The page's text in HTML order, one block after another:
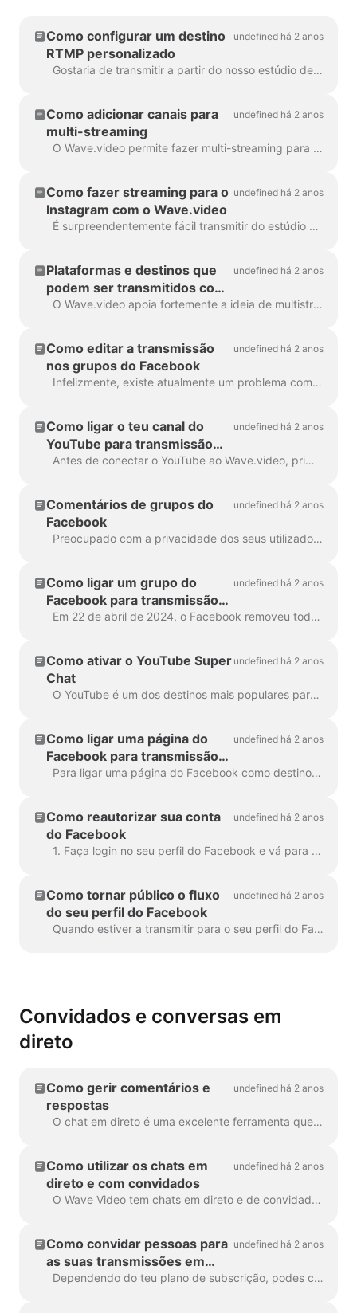
Como configurar um destino
RTMP personalizado
undefined há 2 anos
Gostaria de transmitir a partir do nosso estúdio de transmissão em direto para uma plataforma ainda não suportada? Não se preocupe, podemos fazê-lo através do protocolo RTMP especial. O RTMP permite...
Como adicionar canais para
multi-streaming
undefined há 2 anos
O Wave.video permite fazer multi-streaming para a página/grupo/perfil do Facebook, conta do YouTube e canal RTMP em simultâneo! Pode adicionar vários destinos ...
Como fazer streaming para o
Instagram com o Wave.video
undefined há 2 anos
É surpreendentemente fácil transmitir do estúdio de transmissão ao vivo do wave.video para a sua conta do Instagram. Todas as funcionalidades do estúdio estarão disponíveis para si durante ...
Plataformas e destinos que
podem ser transmitidos com
o Wave.video?
undefined há 2 anos
O Wave.video apoia fortemente a ideia de multistreaming, e é por isso que oferecemos várias opções para os seus destinos de transmissão. A partir de hoje, oferecemos ...
Como editar a transmissão
nos grupos do Facebook
undefined há 2 anos
Infelizmente, existe atualmente um problema com o Facebook que nos impede de suportar a edição de fluxos em grupos do Facebook. Para fazer alterações ...
Como ligar o teu canal do
YouTube para transmissão
em direto
undefined há 2 anos
Antes de conectar o YouTube ao Wave.video, primeiro verifique se a sua conta do YouTube está configurada e pronta para a transmissão ao vivo. Verifique sua conta do YouTube. F...
Comentários de grupos do
Facebook
undefined há 2 anos
Preocupado com a privacidade dos seus utilizadores, o Facebook impede que o Wave.video aceda e mostre os nomes e as imagens de perfil das pessoas que deixam comentá...
Como ligar um grupo do
Facebook para transmissão
em direto
undefined há 2 anos
Em 22 de abril de 2024, o Facebook removeu todas as aplicações de terceiros nos grupos. Infelizmente, isto significa que não será possível adicionar o seu grupo do Facebook como um desti...
Como ativar o YouTube Super
Chat
undefined há 2 anos
O YouTube é um dos destinos mais populares para transmissões; consequentemente, oferece muitas oportunidades para que os criadores de conteúdo e os ...
Como ligar uma página do
Facebook para transmissão
em direto
undefined há 2 anos
Para ligar uma página do Facebook como destino de transmissão em direto, tens de ser um administrador ou um editor dessa página. Para ter a certeza de que tens os ri...
Como reautorizar sua conta
do Facebook
undefined há 2 anos
1. Faça login no seu perfil do Facebook e vá para a página Integrações comerciais. Encontre o aplicativo Wave.video , marque a caixa à direita e clique no botão...
Como tornar público o fluxo
do seu perfil do Facebook
undefined há 2 anos
Quando estiver a transmitir para o seu perfil do Facebook, poderá reparar que os comentários dos espectadores não aparecem no Wave.video Live Chat . Isso acontece porque o Face...
Convidados e conversas em
direto
Como gerir comentários e
respostas
undefined há 2 anos
O chat em direto é uma excelente ferramenta que pode ajudá-lo a interagir facilmente com o seu público durante o seu multi-stream. Mostra todas as respostas de cada destinatário...
Como utilizar os chats em
direto e com convidados
undefined há 2 anos
O Wave Video tem chats em direto e de convidados que servem diferentes propósitos. O Chat em direto mostra todas as mensagens dos teus espectadores de diferentes destinos durante...
Como convidar pessoas para
as suas transmissões em
direto
undefined há 2 anos
Dependendo do teu plano de subscrição, podes convidar até 12 pessoas para participarem na tua transmissão. O processo de convite é tão fácil como copiar/colar uma hiperligação. Ele...